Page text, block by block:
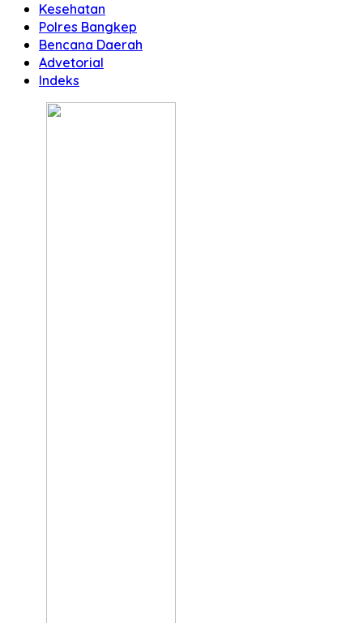
Kesehatan
Polres Bangkep
Bencana Daerah
Advetorial
Indeks